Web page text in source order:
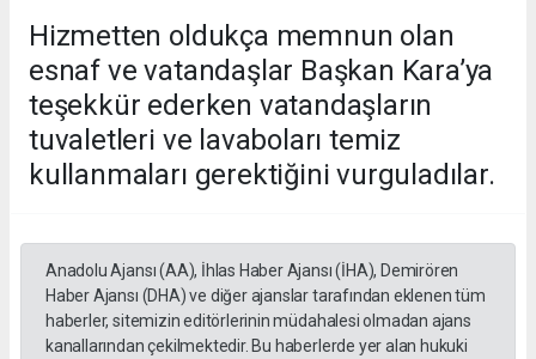
Hizmetten oldukça memnun olan
esnaf ve vatandaşlar Başkan Kara’ya
teşekkür ederken vatandaşların
tuvaletleri ve lavaboları temiz
kullanmaları gerektiğini vurguladılar.
Anadolu Ajansı (AA), İhlas Haber Ajansı (İHA), Demirören
Haber Ajansı (DHA) ve diğer ajanslar tarafından eklenen tüm
haberler, sitemizin editörlerinin müdahalesi olmadan ajans
kanallarından çekilmektedir. Bu haberlerde yer alan hukuki